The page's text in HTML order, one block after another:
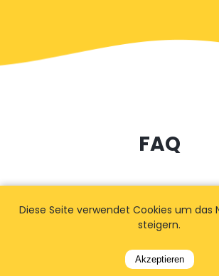
FAQ
Wie lange im Voraus
Diese Seite verwendet Cookies um das
steigern.
Akzeptieren